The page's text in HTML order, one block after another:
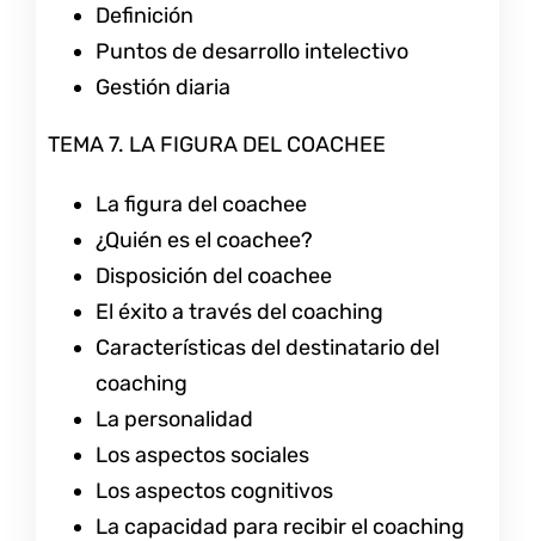
Definición
Puntos de desarrollo intelectivo
Gestión diaria
TEMA 7. LA FIGURA DEL COACHEE
La figura del coachee
¿Quién es el coachee?
Disposición del coachee
El éxito a través del coaching
Características del destinatario del
coaching
La personalidad
Los aspectos sociales
Los aspectos cognitivos
La capacidad para recibir el coaching